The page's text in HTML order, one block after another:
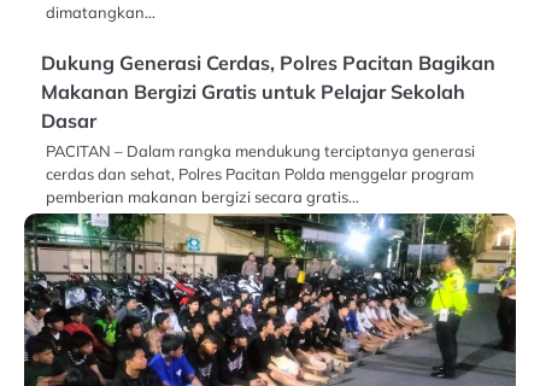
dimatangkan…
Dukung Generasi Cerdas, Polres Pacitan Bagikan
Makanan Bergizi Gratis untuk Pelajar Sekolah
Dasar
PACITAN – Dalam rangka mendukung terciptanya generasi
cerdas dan sehat, Polres Pacitan Polda menggelar program
pemberian makanan bergizi secara gratis…